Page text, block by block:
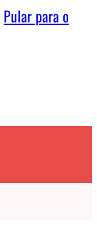
Pular para o